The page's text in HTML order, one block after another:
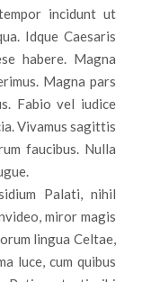
incidunt ut
Idque Caesaris
habere. Magna
Magna pars
Fabio vel iudice
Vivamus sagittis
faucibus. Nulla
Palati, nihil
miror magis
lingua Celtae,
luce, cum quibus